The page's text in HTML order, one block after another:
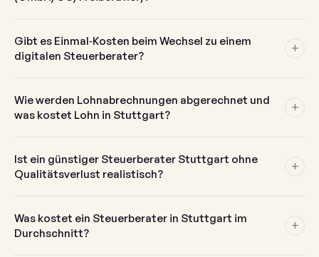
Gibt es Einmal‑Kosten beim Wechsel zu einem
digitalen Steuerberater?
+
Wie werden Lohnabrechnungen abgerechnet und
was kostet Lohn in Stuttgart?
+
Ist ein günstiger Steuerberater Stuttgart ohne
Qualitätsverlust realistisch?
+
Was kostet ein Steuerberater in Stuttgart im
Durchschnitt?
+